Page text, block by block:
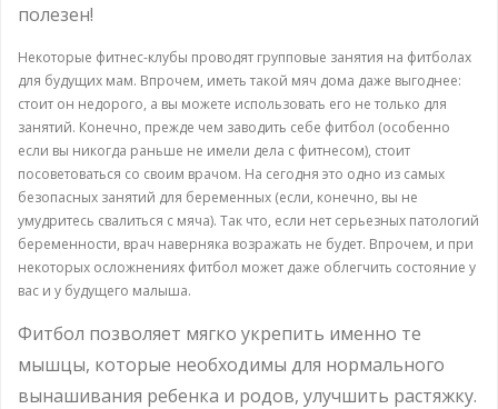
полезен!
Некоторые фитнес-клубы проводят групповые занятия на фитболах
для будущих мам. Впрочем, иметь такой мяч дома даже выгоднее:
стоит он недорого, а вы можете использовать его не только для
занятий. Конечно, прежде чем заводить себе фитбол (особенно
если вы никогда раньше не имели дела с фитнесом), стоит
посоветоваться со своим врачом. На сегодня это одно из самых
безопасных занятий для беременных (если, конечно, вы не
умудритесь свалиться с мяча). Так что, если нет серьезных патологий
беременности, врач наверняка возражать не будет. Впрочем, и при
некоторых осложнениях фитбол может даже облегчить состояние у
вас и у будущего малыша.
Фитбол позволяет мягко укрепить именно те
мышцы, которые необходимы для нормального
вынашивания ребенка и родов, улучшить растяжку.